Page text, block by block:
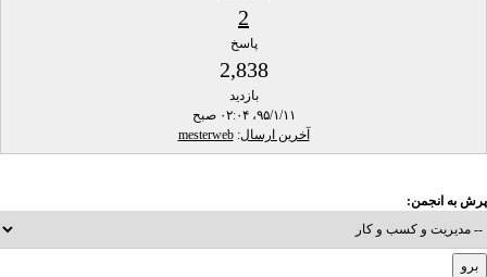
2
پاسخ
2,838
بازدید
۹۵/۱/۱۱، ۰۲:۰۴ صبح
آخرین ارسال:
mesterweb
پرش به انجمن: